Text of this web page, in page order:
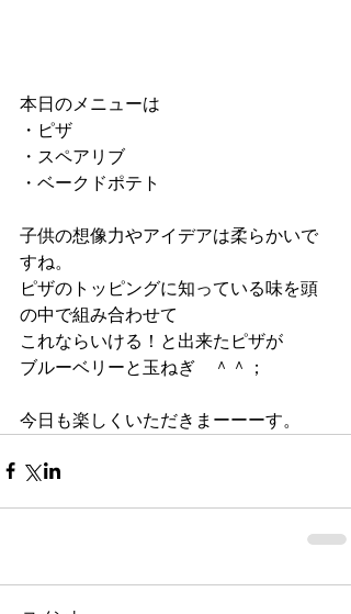
本日のメニューは
・ピザ
・スペアリブ
・ベークドポテト
子供の想像力やアイデアは柔らかいで
すね。
ピザのトッピングに知っている味を頭
の中で組み合わせて
これならいける！と出来たピザが
ブルーベリーと玉ねぎ　＾＾；
今日も楽しくいただきまーーーす。